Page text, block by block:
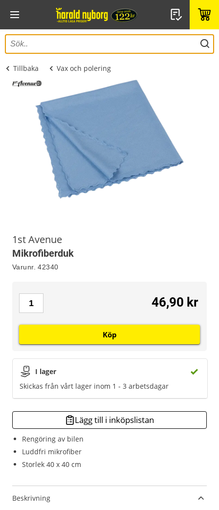
Tillbaka Vax och polering
1st Avenue
Mikrofiberduk
Varunr. 42340
Rengöring av bilen
Luddfri mikrofiber
Storlek 40 x 40 cm
I lager
Skickas från vårt lager inom 1 - 3 arbetsdagar
46,90 kr
Köp
Lägg till i inköpslistan
Beskrivning